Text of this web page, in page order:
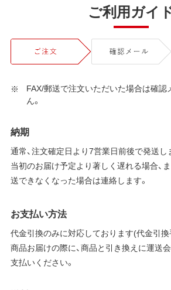
ご利用ガイ
FAX/郵送で注文いただいた場合は確認
ん。
納期
通常、注文確定日より7営業日前後で発送し
当初のお届け予定より著しく遅れる場合、
送できなくなった場合は連絡します。
お支払い方法
代金引換のみに対応しております(代金引換
商品お届けの際に、商品と引き換えに運送
支払いください。